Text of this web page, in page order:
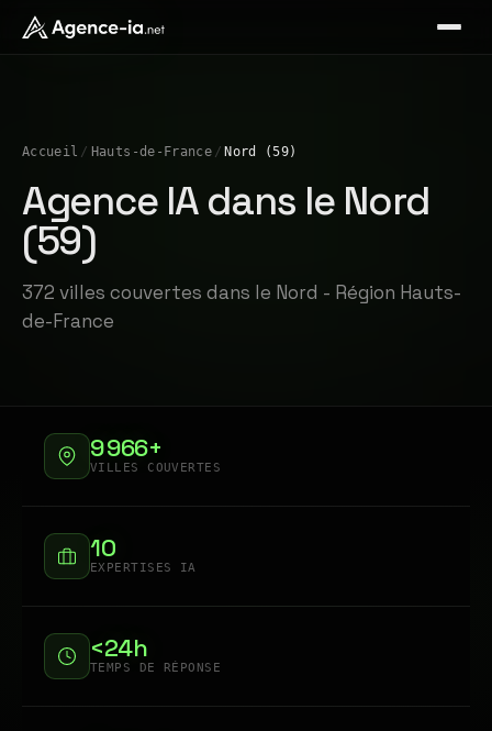
Accueil / Hauts-de-France / Nord (59)
Agence IA dans le Nord
(59)
372 villes couvertes dans le Nord - Région Hauts-
de-France
9 966+
VILLES COUVERTES
10
EXPERTISES IA
<24h
TEMPS DE RÉPONSE